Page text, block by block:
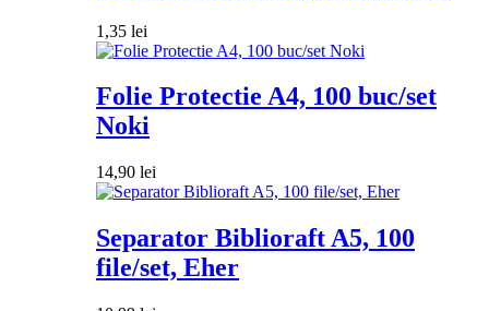
1,35 lei
Folie Protectie A4, 100 buc/set
Noki
14,90 lei
Separator Biblioraft A5, 100
file/set, Eher